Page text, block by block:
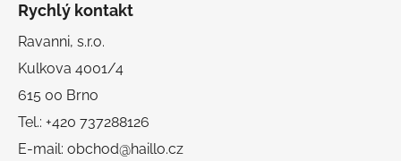
Rychlý kontakt
Ravanni, s.r.o.
Kulkova 4001/4
615 00 Brno
Tel.: +420 737288126
E-mail: obchod@haillo.cz